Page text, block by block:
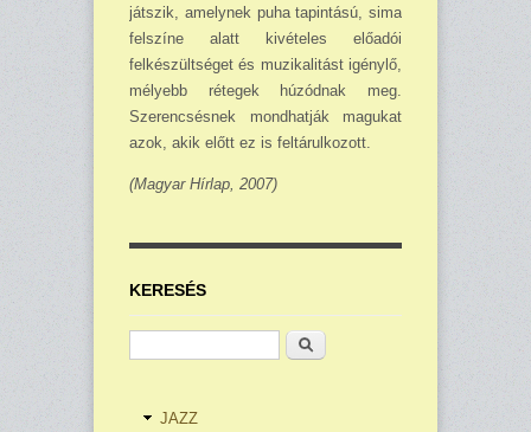
játszik, amelynek puha tapintású, sima
felszíne alatt kivételes előadói
felkészültséget és muzikalitást igénylő,
mélyebb rétegek húzódnak meg.
Szerencsésnek mondhatják magukat
azok, akik előtt ez is feltárulkozott.
(Magyar Hírlap, 2007)
KERESÉS
Keresés
JAZZ